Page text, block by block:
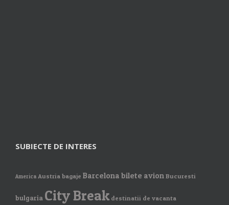
SUBIECTE DE INTERES
America Austria bagaje Barcelona bilete avion Bucuresti
bulgaria City Break destinatii de vacanta